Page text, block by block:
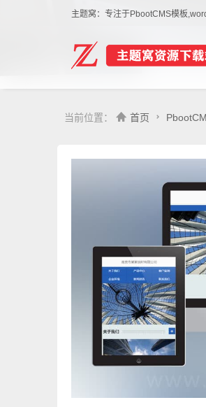
主题窝：专注于PbootCMS模板
当前位置： 首页